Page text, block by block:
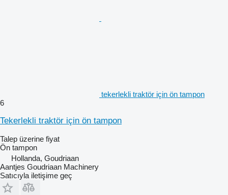
tekerlekli traktör için ön tampon
6
Tekerlekli traktör için ön tampon
Talep üzerine fiyat
Ön tampon
Hollanda, Goudriaan
Aantjes Goudriaan Machinery
Satıcıyla iletişime geç